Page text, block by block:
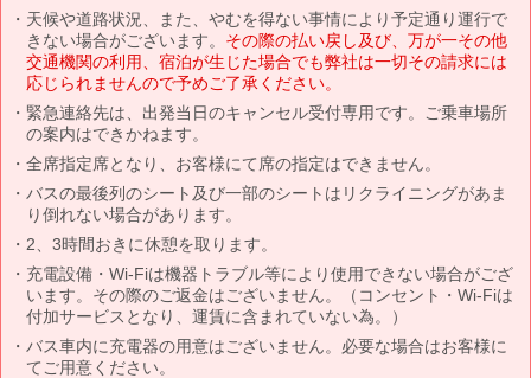
天候や道路状況、また、やむを得ない事情により予定通り運行で
きない場合がございます。 その際の払い戻し及び、万が一その他
交通機関の利用、宿泊が生じた場合でも弊社は一切その請求には
応じられませんので予めご了承ください。
緊急連絡先は、出発当日のキャンセル受付専用です。ご乗車場所
の案内はできかねます。
全席指定席となり、お客様にて席の指定はできません。
バスの最後列のシート及び一部のシートはリクライニングがあま
り倒れない場合があります。
2、3時間おきに休憩を取ります。
充電設備・Wi-Fiは機器トラブル等により使用できない場合がござ
います。その際のご返金はございません。（コンセント・Wi-Fiは
付加サービスとなり、運賃に含まれていない為。）
バス車内に充電器の用意はございません。必要な場合はお客様に
てご用意ください。